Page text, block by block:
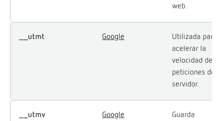
web.
__utmt Google
Utilizada para
acelerar la
velocidad de
peticiones del
servidor.
__utmv Google
Guarda